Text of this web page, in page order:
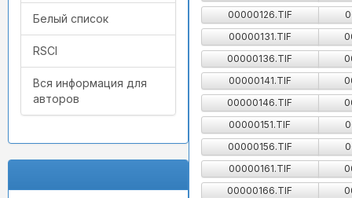
Белый список
RSCI
Вся информация для
авторов
00000126.TIF
00000131.TIF
00000136.TIF
00000141.TIF
00000146.TIF
00000151.TIF
00000156.TIF
00000161.TIF
00000166.TIF